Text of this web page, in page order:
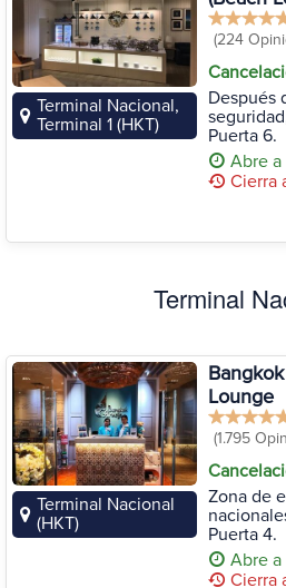
Terminal Nacional,
Terminal 1 (HKT)
(224
Después
Puerta 6.
Abre a
Cierra
Terminal
Terminal Nacional
(HKT)
Lounge
(1.795
Zona de
Puerta 4.
Abre a
Cierra